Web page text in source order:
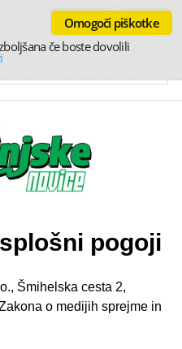
pogoji
Šmihelska cesta 2,
o medijih sprejme in
če boste dovolili
Omogoči piškotke